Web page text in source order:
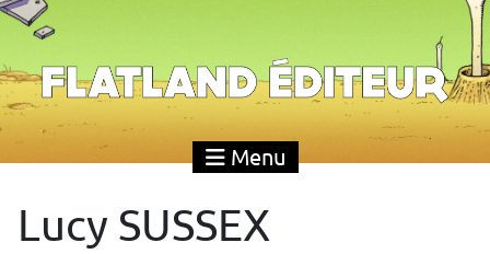
Flatland Éditeur
Menu
Lucy SUSSEX